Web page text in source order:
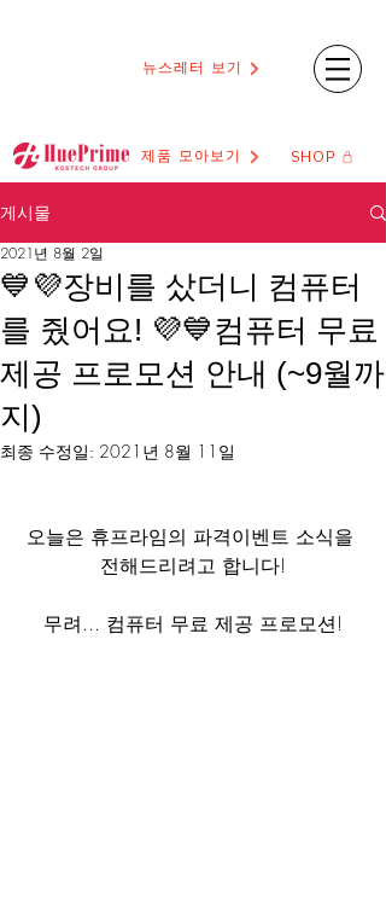
뉴스레터 보기
제품 모아보기 SHOP
게시물
💙💜장비를 샀더니 컴퓨터
를 줬어요! 💜💙컴퓨터 무료
제공 프로모션 안내 (~9월까
지)
2021년 8월 2일
최종 수정일: 2021년 8월 11일
오늘은 휴프라임의 파격이벤트 소식을
전해드리려고 합니다!
무려... 컴퓨터 무료 제공 프로모션!